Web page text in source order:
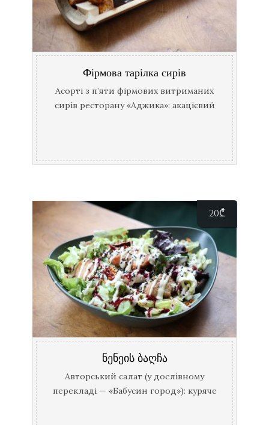
Фірмова тарілка сирів
Асорті з п’яти фірмових витриманих
сирів ресторану «Аджика»: акацієвий
20₾
ნენეის ბაღჩა
Авторський салат (у дослівному
перекладі — «Бабусин город»): куряче